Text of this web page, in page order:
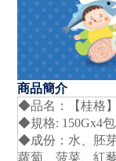
商品簡介
◆品名：【桂格
◆規格: 150Gx4
◆成份：水、胚
蘿蔔、菠菜、紅